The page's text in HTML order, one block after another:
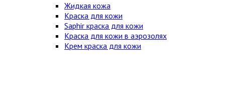
Жидкая кожа
Краска для кожи
Saphir краска для кожи
Краска для кожи в аэрозолях
Крем краска для кожи